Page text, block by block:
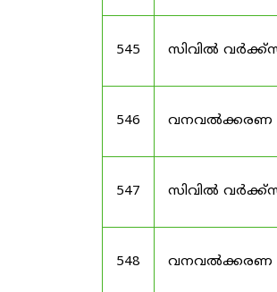
545 സിവിൽ
546 വനവൽക്കരണ
547 സിവിൽ
548 വനവൽക്കരണ